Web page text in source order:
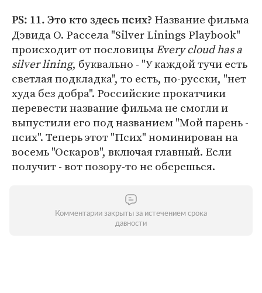
PS: 11. Это кто здесь псих? Название фильма
Дэвида О. Рассела "Silver Linings Playbook"
происходит от пословицыEvery cloud has a
silver lining, буквально - "У каждой тучи есть
светлая подкладка", то есть, по-русски, "нет
худа без добра". Российские прокатчики
перевести название фильма не смогли и
выпустили его под названием "Мой парень -
псих". Теперь этот "Псих" номинирован на
восемь "Оскаров", включая главный. Если
получит - вот позору-то не оберешься.
Комментарии закрыты за истечением срока
давности